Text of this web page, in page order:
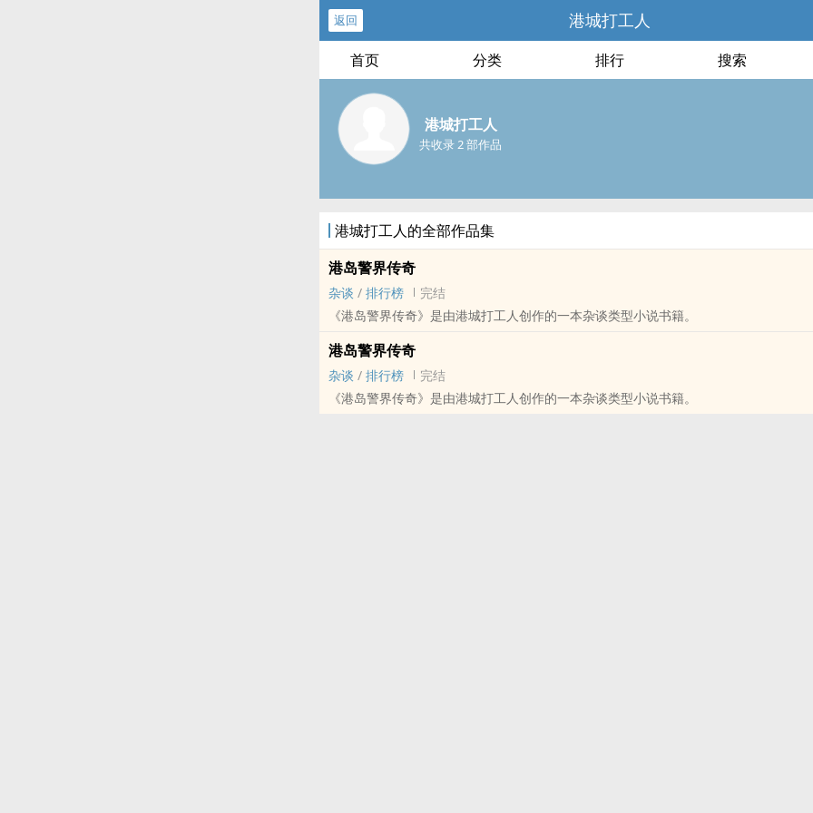
返回 港城打工人
首页 分类 排行 搜索
港城打工人
共收录 2 部作品
港城打工人的全部作品集
港岛警界传奇
杂谈 / 排行榜
完结
《港岛警界传奇》是由港城打工人创作的一本杂谈类型小说书籍。
港岛警界传奇
杂谈 / 排行榜
完结
《港岛警界传奇》是由港城打工人创作的一本杂谈类型小说书籍。